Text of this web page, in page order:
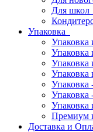
Для школ
Упаковка
Упаковка
Упаковка
Упаковка
Упаковка
Упаковка
Упаковка
Упаковка
Премиум
Доставка и